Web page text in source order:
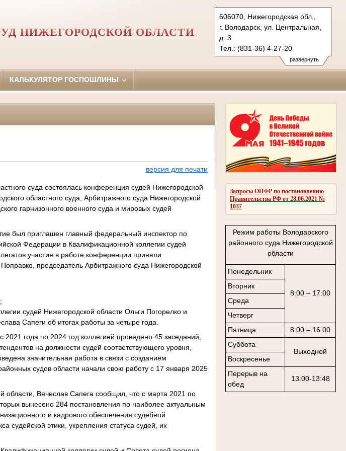
развернуть
606070, Нижегородская обл.,
г. Володарск, ул. Центральная,
д. 3
Тел.: (831-36) 4-27-20
volodarsky.nnov@sudrf.ru
НИЖЕГОРОДСКОЙ ОБЛАСТИ
КАЛЬКУЛЯТОР ГОСПОШЛИНЫ
Запросы ОПФР по постановлению
Правительства РФ от 28.06.2021 №
1037
Режим работы Володарского
районного суда Нижегородской
области
Понедельник
8:00 – 17:00
Вторник
Среда
Четверг
Пятница
8:00 – 16:00
Суббота
Выходной
Воскресенье
Перерыв на
обед
13:00-13:48
версия для печати
суда состоялась конференция судей Нижегородской
областного суда, Арбитражного суда Нижегородской
гарнизонного военного суда и мировых судей
был приглашен главный федеральный инспектор по
Федерации в Квалификационной коллегии судей
участие в работе конференции приняли
председатель Арбитражного суда Нижегородской
судей Нижегородской области Ольги Погорелко и
Сапеги об итогах работы за четыре года.
года по 2024 год коллегией проведено 45 заседаний,
на должности судей соответствующего уровня,
значительная работа в связи с созданием
судов области начали свою работу с 17 января 2025
области, Вячеслав Сапега сообщил, что с марта 2021 по
вынесено 284 постановления по наиболее актуальным
и кадрового обеспечения судебной
судейской этики, укрепления статуса судей, их